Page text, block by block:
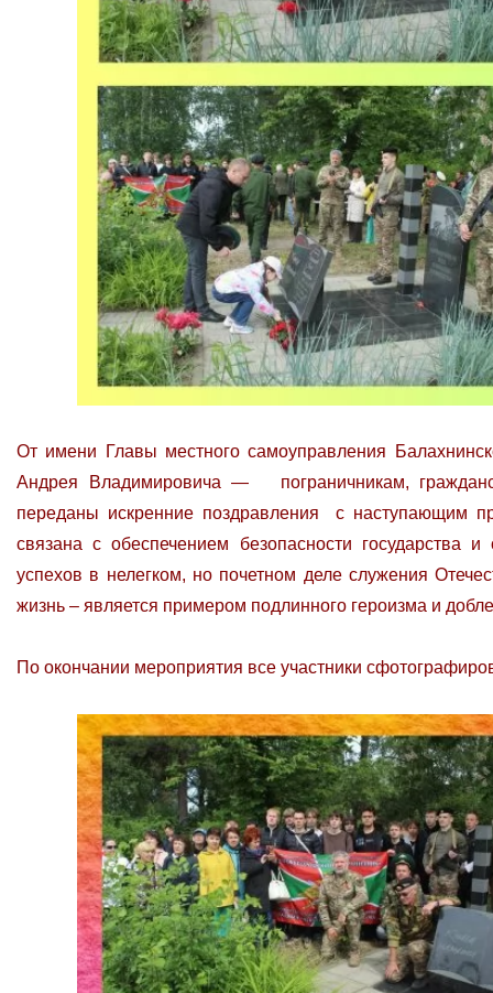
От имени Главы местного самоуправления
Андрея Владимировича — пограничникам,
переданы искренние поздравления с наступающим
связана с обеспечением безопасности государства
успехов в нелегком, но почетном деле служения
жизнь – является примером подлинного героизма и
По окончании мероприятия все участники